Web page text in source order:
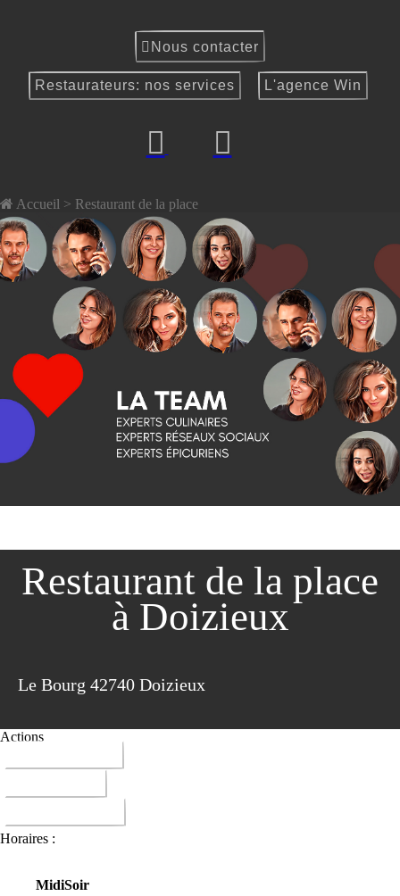
Nous contacter
Restaurateurs: nos services L'agence Win
Accueil > Restaurant de la place
Restaurant de la place
à Doizieux
Le Bourg 42740 Doizieux
Actions
Horaires :
MidiSoir